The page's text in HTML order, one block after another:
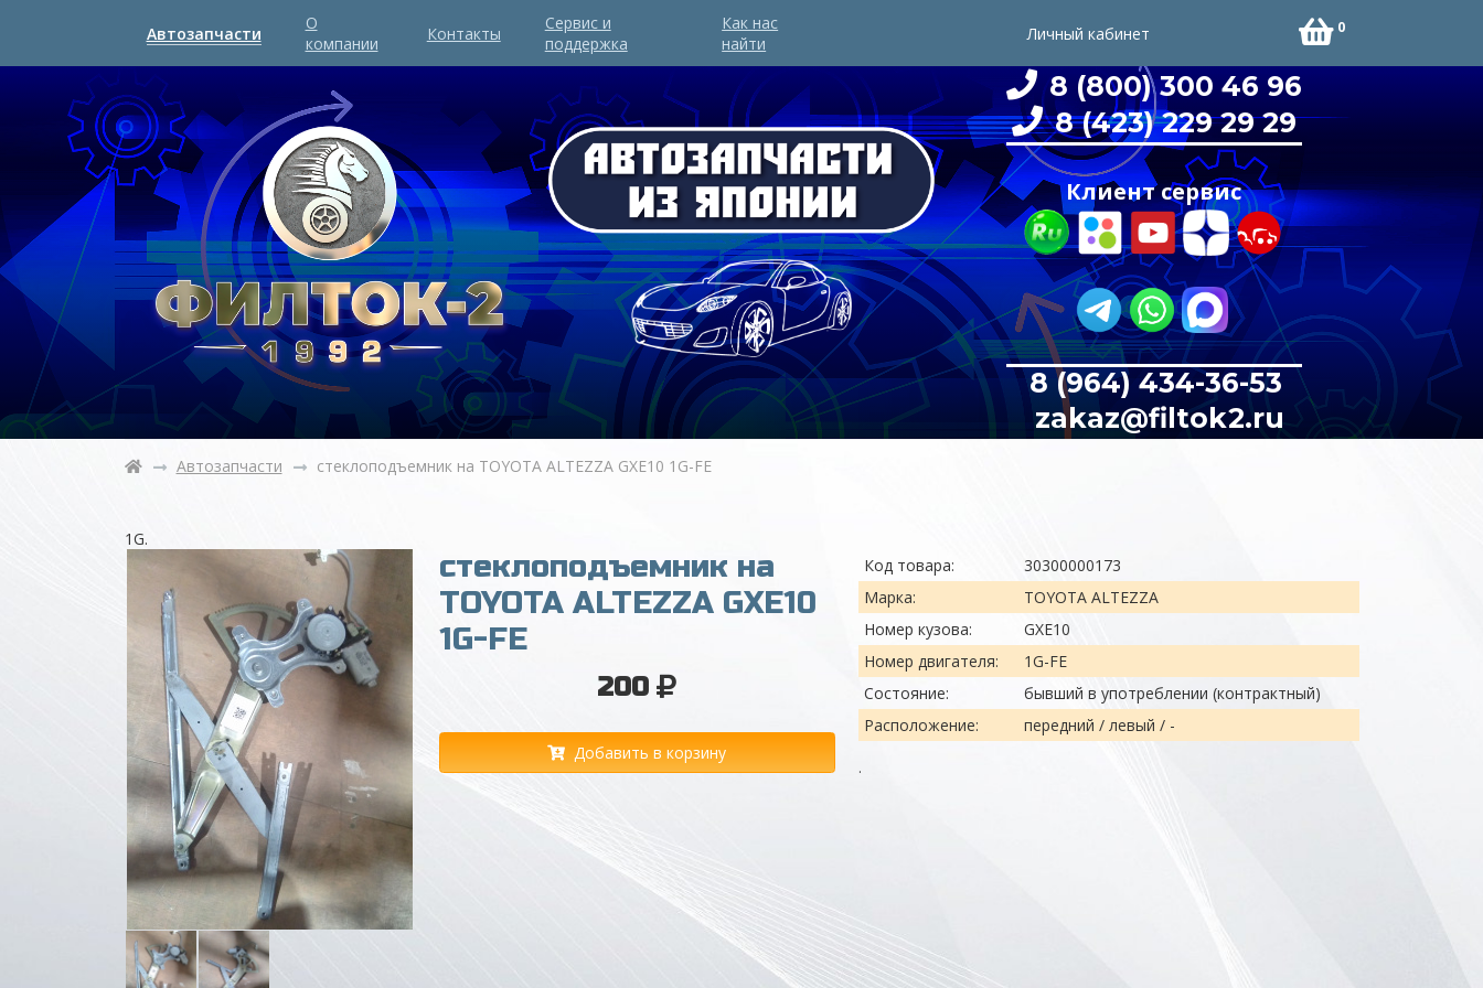
Автозапчасти
О
компании
Контакты
Сервис и
поддержка
Как нас
найти
Личный кабинет 0
8 (800) 300 46 96
8 (423) 229 29 29
Клиент сервис
8 (964) 434-36-53
zakaz@filtok2.ru
Автозапчасти стеклоподъемник на TOYOTA ALTEZZA GXE10 1G-FE
стеклоподъемник на
TOYOTA ALTEZZA GXE10
1G-FE
200
Добавить в корзину
Код товара:
30300000173
Марка:
TOYOTA ALTEZZA
Номер кузова:
GXE10
Номер двигателя:
1G-FE
Состояние:
бывший в употреблении (контрактный)
Расположение:
передний / левый / -
.
1G.